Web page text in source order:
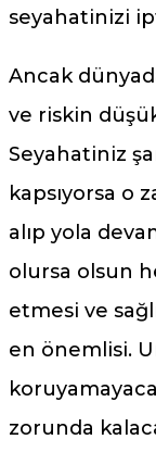
seyahatinizi
Ancak
ve riskin
Seyahatiniz
kapsıyorsa o
alıp yola
olursa olsun
etmesi ve
en önemlisi.
zorunda